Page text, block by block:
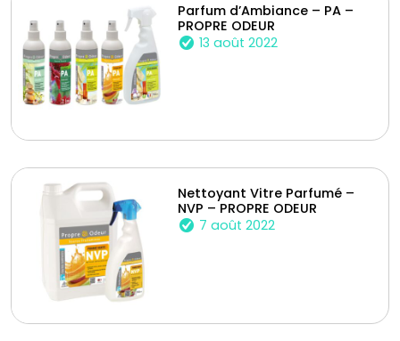
Parfum d’Ambiance – PA –
PROPRE ODEUR
13 août 2022
Nettoyant Vitre Parfumé –
NVP – PROPRE ODEUR
7 août 2022